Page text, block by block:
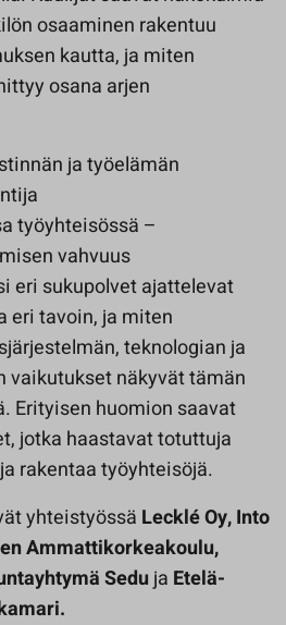
osaaminen rakentuu
kautta, ja miten
osana arjen
ja työelämän
työyhteisössä –
vahvuus
eri sukupolvet ajattelevat
eri tavoin, ja miten
teknologian ja
vaikutukset näkyvät tämän
Erityisen huomion saavat
jotka haastavat totuttuja
rakentaa työyhteisöjä.
yhteistyössä Lecklé Oy, Into
Ammattikorkeakoulu,
Seduja Etelä-